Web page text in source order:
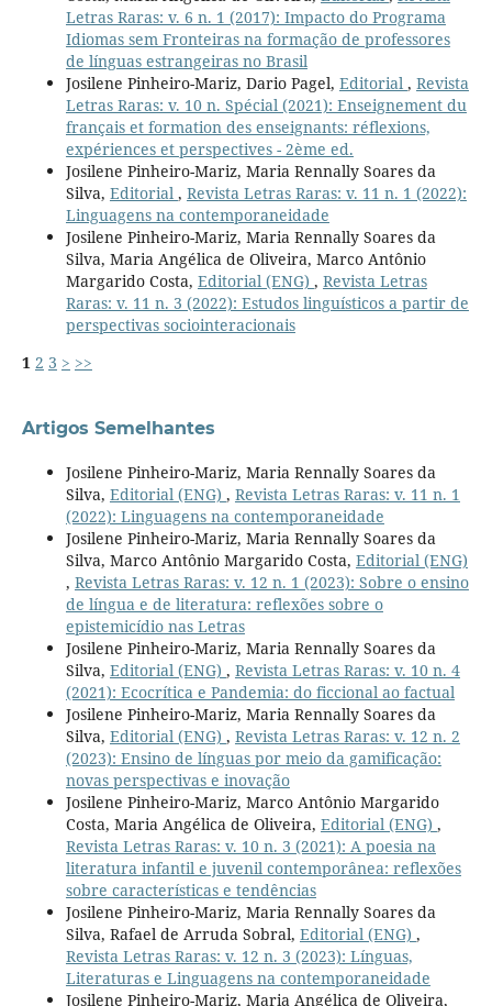
Letras Raras: v. 6 n. 1 (2017): Impacto do Programa
Idiomas sem Fronteiras na formação de professores
de línguas estrangeiras no Brasil
Josilene Pinheiro-Mariz, Dario Pagel, Editorial , Revista
Letras Raras: v. 10 n. Spécial (2021): Enseignement du
français et formation des enseignants: réflexions,
expériences et perspectives - 2ème ed.
Josilene Pinheiro-Mariz, Maria Rennally Soares da
Silva, Editorial , Revista Letras Raras: v. 11 n. 1 (2022):
Linguagens na contemporaneidade
Josilene Pinheiro-Mariz, Maria Rennally Soares da
Silva, Maria Angélica de Oliveira, Marco Antônio
Margarido Costa, Editorial (ENG) , Revista Letras
Raras: v. 11 n. 3 (2022): Estudos linguísticos a partir de
perspectivas sociointeracionais
1 2 3 > >>
Artigos Semelhantes
Josilene Pinheiro-Mariz, Maria Rennally Soares da
Silva, Editorial (ENG) , Revista Letras Raras: v. 11 n. 1
(2022): Linguagens na contemporaneidade
Josilene Pinheiro-Mariz, Maria Rennally Soares da
Silva, Marco Antônio Margarido Costa, Editorial (ENG)
, Revista Letras Raras: v. 12 n. 1 (2023): Sobre o ensino
de língua e de literatura: reflexões sobre o
epistemicídio nas Letras
Josilene Pinheiro-Mariz, Maria Rennally Soares da
Silva, Editorial (ENG) , Revista Letras Raras: v. 10 n. 4
(2021): Ecocrítica e Pandemia: do ficcional ao factual
Josilene Pinheiro-Mariz, Maria Rennally Soares da
Silva, Editorial (ENG) , Revista Letras Raras: v. 12 n. 2
(2023): Ensino de línguas por meio da gamificação:
novas perspectivas e inovação
Josilene Pinheiro-Mariz, Marco Antônio Margarido
Costa, Maria Angélica de Oliveira, Editorial (ENG) ,
Revista Letras Raras: v. 10 n. 3 (2021): A poesia na
literatura infantil e juvenil contemporânea: reflexões
sobre características e tendências
Josilene Pinheiro-Mariz, Maria Rennally Soares da
Silva, Rafael de Arruda Sobral, Editorial (ENG) ,
Revista Letras Raras: v. 12 n. 3 (2023): Línguas,
Literaturas e Linguagens na contemporaneidade
Josilene Pinheiro-Mariz, Maria Angélica de Oliveira,